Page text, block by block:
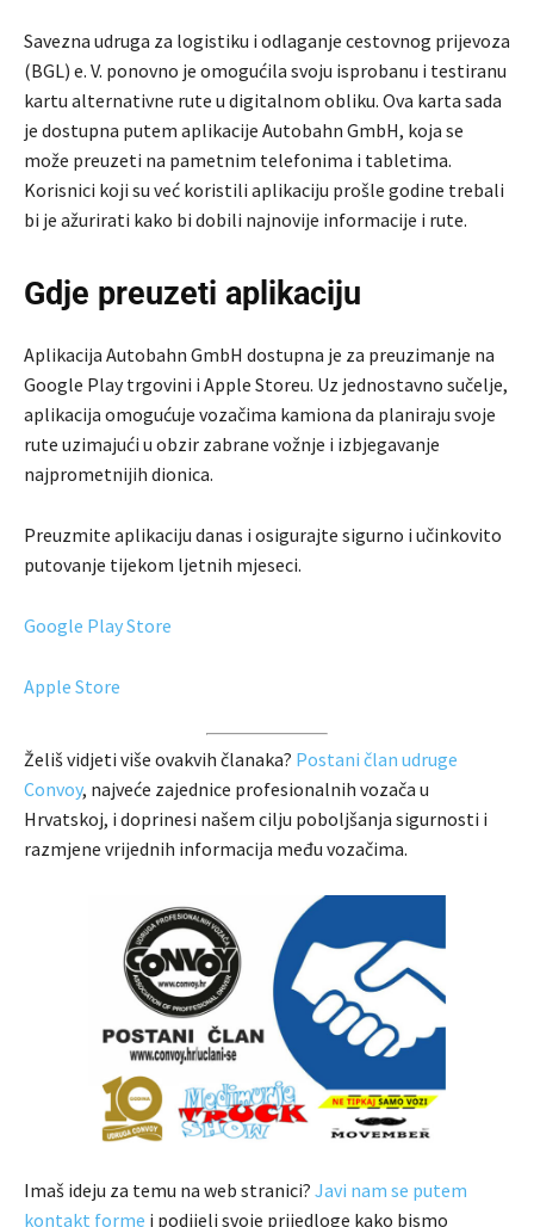
Savezna udruga za logistiku i odlaganje cestovnog prijevoza
(BGL) e. V. ponovno je omogućila svoju isprobanu i testiranu
kartu alternativne rute u digitalnom obliku. Ova karta sada
je dostupna putem aplikacije Autobahn GmbH, koja se
može preuzeti na pametnim telefonima i tabletima.
Korisnici koji su već koristili aplikaciju prošle godine trebali
bi je ažurirati kako bi dobili najnovije informacije i rute.
Gdje preuzeti aplikaciju
Aplikacija Autobahn GmbH dostupna je za preuzimanje na
Google Play trgovini i Apple Storeu. Uz jednostavno sučelje,
aplikacija omogućuje vozačima kamiona da planiraju svoje
rute uzimajući u obzir zabrane vožnje i izbjegavanje
najprometnijih dionica.
Preuzmite aplikaciju danas i osigurajte sigurno i učinkovito
putovanje tijekom ljetnih mjeseci.
Google Play Store
Apple Store
Želiš vidjeti više ovakvih članaka? Postani član udruge
Convoy, najveće zajednice profesionalnih vozača u
Hrvatskoj, i doprinesi našem cilju poboljšanja sigurnosti i
razmjene vrijednih informacija među vozačima.
Imaš ideju za temu na web stranici? Javi nam se putem
kontakt forme i podijeli svoje prijedloge kako bismo